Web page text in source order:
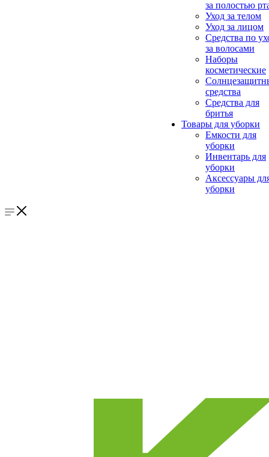
за полостью
Уход за телом
Уход за лицом
Средства по
за волосами
Наборы
косметические
средства
Средства для
бритья
Товары для уборки
Емкости для
уборки
Инвентарь для
уборки
Аксессуары
уборки